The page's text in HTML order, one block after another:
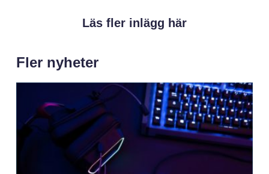
Läs fler inlägg här
Fler nyheter